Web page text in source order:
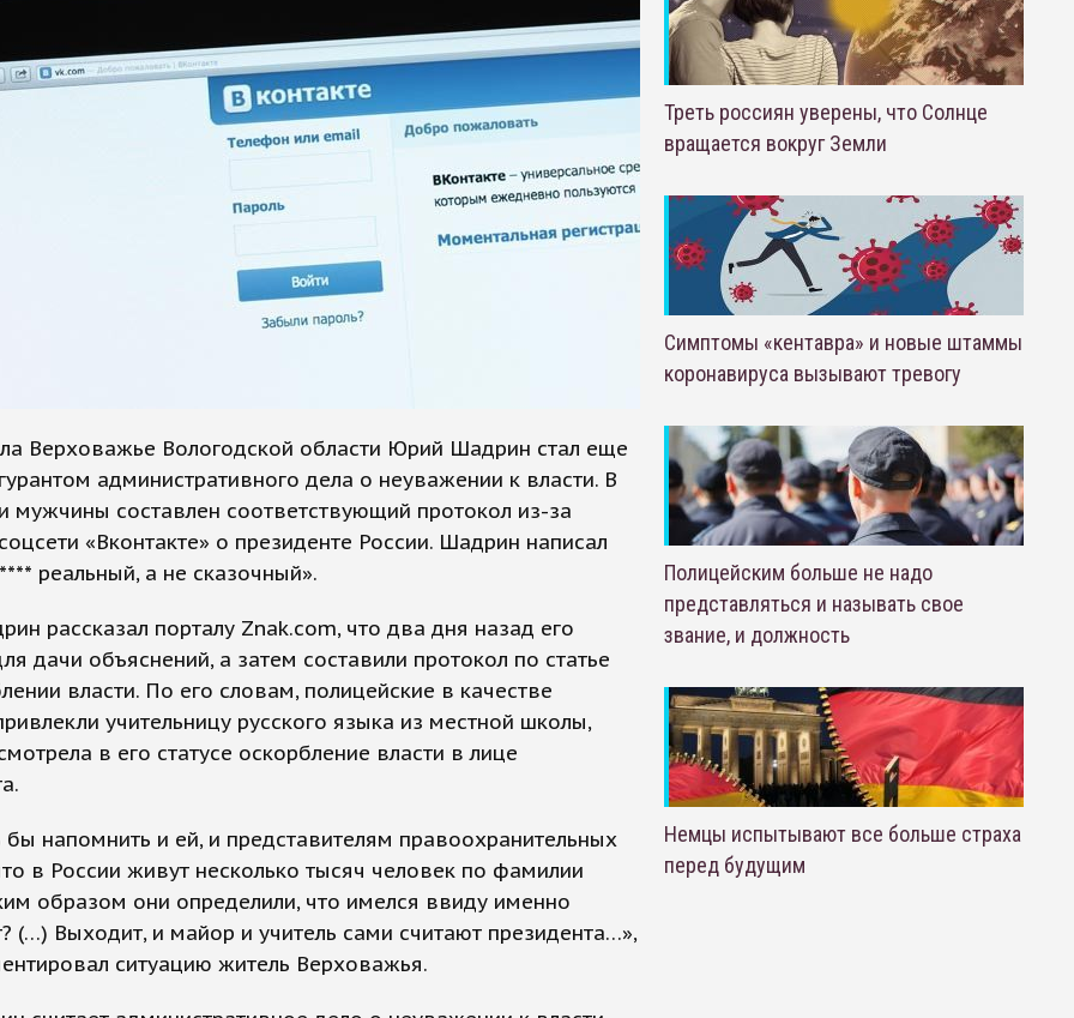
Верховажье Вологодской области Юрий Шадрин стал еще
административного дела о неуважении к власти. В
мужчины составлен соответствующий протокол из-за
«Вконтакте» о президенте России. Шадрин написал
реальный, а не сказочный».
рассказал порталу Znak.com, что два дня назад его
дачи объяснений, а затем составили протокол по статье
власти. По его словам, полицейские в качестве
учительницу русского языка из местной школы,
в его статусе оскорбление власти в лице
бы напомнить и ей, и представителям правоохранительных
в России живут несколько тысяч человек по фамилии
образом они определили, что имелся ввиду именно
(…) Выходит, и майор и учитель сами считают президента…»,
ситуацию житель Верховажья.
Треть россиян уверены, что Солнце
вращается вокруг Земли
Симптомы «кентавра» и новые штаммы
коронавируса вызывают тревогу
Полицейским больше не надо
представляться и называть свое
звание, и должность
Немцы испытывают все больше страха
перед будущим